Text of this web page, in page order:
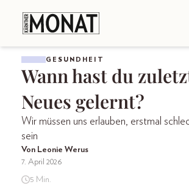
GESUNDHEIT
Wann hast du
Neues gelernt?
Wir müssen uns erlauben, erstmal
sein
Von Leonie Werus
7. April 2026
5 Min.